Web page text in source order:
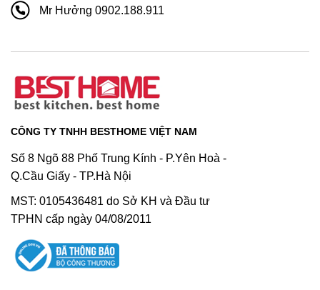
Mr Hưởng 0902.188.911
CÔNG TY TNHH BESTHOME VIỆT NAM
Số 8 Ngõ 88 Phố Trung Kính - P.Yên Hoà -
Q.Cầu Giấy - TP.Hà Nội
MST: 0105436481 do Sở KH và Đầu tư
TPHN cấp ngày 04/08/2011